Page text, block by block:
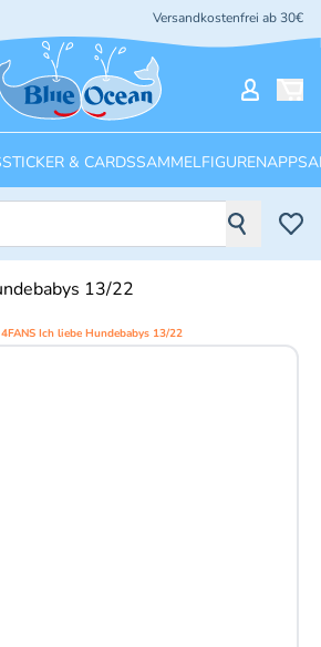
Versandkostenfrei ab 30€
STICKER & CARDSSAMMELFIGURENAPPS
13/22
4FANS Ich liebe Hundebabys 13/22
2